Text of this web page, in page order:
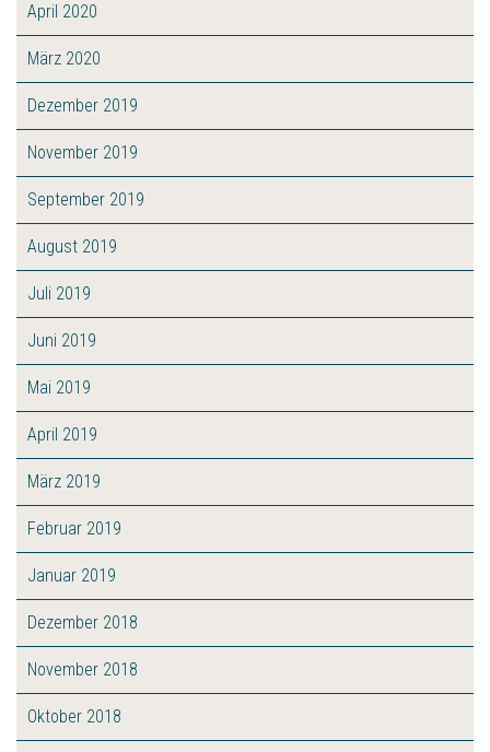
April 2020
März 2020
Dezember 2019
November 2019
September 2019
August 2019
Juli 2019
Juni 2019
Mai 2019
April 2019
März 2019
Februar 2019
Januar 2019
Dezember 2018
November 2018
Oktober 2018